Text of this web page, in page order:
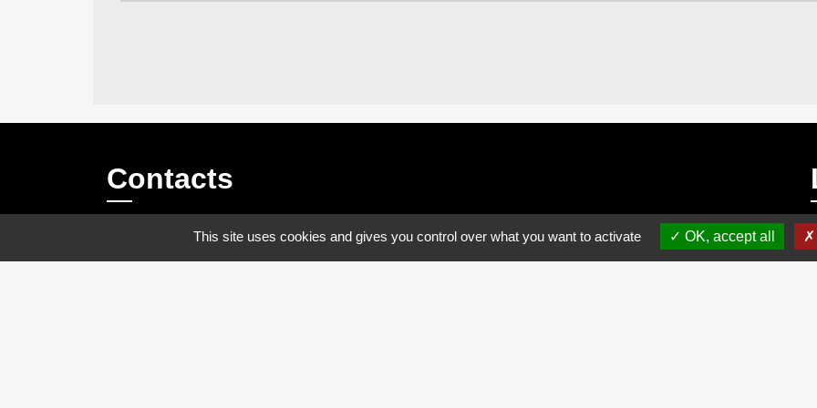
Contacts
Commune de Fresnoy-le-Luat
Place Daniel BOURGOIS, hameau du
This site uses cookies and gives you control over what you want to activate OK, accept all